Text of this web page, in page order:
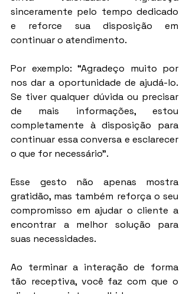
sinceramente pelo tempo dedicado
e reforce sua disposição em
continuar o atendimento.
Por exemplo: “Agradeço muito por
nos dar a oportunidade de ajudá-lo.
Se tiver qualquer dúvida ou precisar
de mais informações, estou
completamente à disposição para
continuar essa conversa e esclarecer
o que for necessário”.
Esse gesto não apenas mostra
gratidão, mas também reforça o seu
compromisso em ajudar o cliente a
encontrar a melhor solução para
suas necessidades.
Ao terminar a interação de forma
tão receptiva, você faz com que o